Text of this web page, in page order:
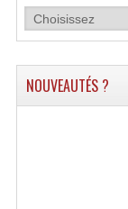
NOUVEAUTÉS ?